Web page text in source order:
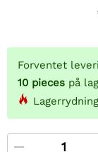
Forventet
10 pieces på